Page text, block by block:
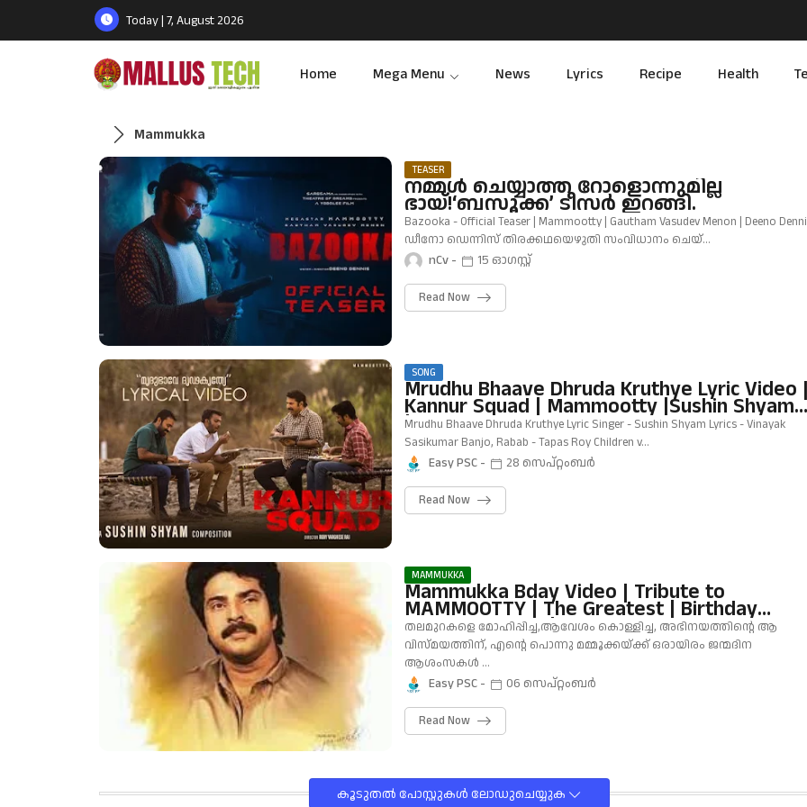
Today | 7, August 2026
Home Mega Menu News Lyrics Recipe Health
Mammukka
TEASER
നമ്മൾ ചെയ്യാത്ത റോളൊന്നുമില്ല
ഭായ്!‘ബസൂക്ക’ ടീസർ ഇറങ്ങി.
Bazooka - Official Teaser | Mammootty | Gautham Vasudev Menon | Deeno
ഡീനോ ഡെന്നിസ് തിരക്കഥയെഴുതി സംവിധാനം ചെയ്…
nCv 15 ഓഗസ്റ്റ്
Read Now
SONG
Mrudhu Bhaave Dhruda Kruthye Lyric Video |
Kannur Squad | Mammootty |Sushin Shyam
|Roby Varghese Raj
Mrudhu Bhaave Dhruda Kruthye Lyric Singer - Sushin Shyam Lyrics - Vinayak
Sasikumar Banjo, Rabab - Tapas Roy Children v…
Easy PSC 28 സെപ്റ്റംബർ
Read Now
MAMMUKKA
Mammukka Bday Video | Tribute to
MAMMOOTTY | The Greatest | Birthday
Special Mashup | Happy Birthday
Mammookka 2021 | Linto Kurian | Malayalam |
Mammookka Bday Video Malayalam |
Mammukka @70 |
തലമുറകളെ മോഹിപ്പിച്ച,ആവേശം കൊള്ളിച്ച, അഭിനയത്തിന്റെ ആ
വിസ്മയത്തിന്, എന്റെ പൊന്നു മമ്മൂക്കയ്ക്ക് ഒരായിരം ജന്മദിന
ആശംസകൾ …
Easy PSC 06 സെപ്റ്റംബർ
Read Now
കൂടുതൽ‍ പോസ്റ്റുകള്‍‌ ലോഡുചെയ്യുക